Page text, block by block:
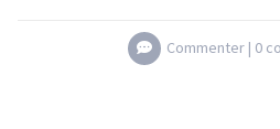
Commenter | 0